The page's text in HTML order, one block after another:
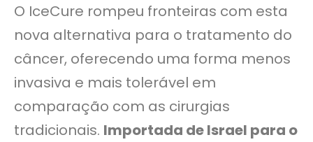
O IceCure rompeu fronteiras com esta
nova alternativa para o tratamento do
câncer, oferecendo uma forma menos
invasiva e mais tolerável em
comparação com as cirurgias
tradicionais. Importada de Israel para o